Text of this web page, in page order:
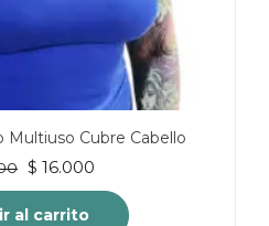
Multiuso Cubre Cabello
El
precio
original
$ 16.000
precio
actual
al carrito